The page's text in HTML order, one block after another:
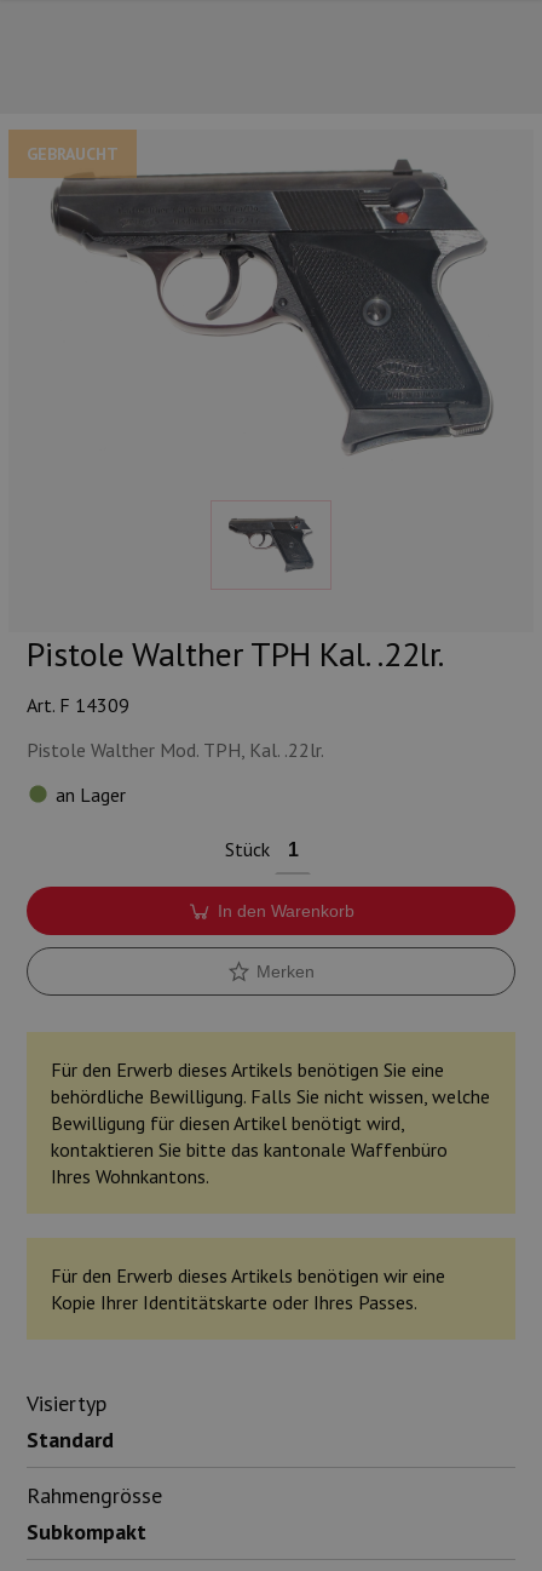
GEBRAUCHT
Pistole Walther TPH Kal. .22lr.
Art. F 14309
Pistole Walther Mod. TPH, Kal. .22lr.
an Lager
Stück
In den Warenkorb
Merken
Für den Erwerb dieses Artikels benötigen Sie eine
behördliche Bewilligung. Falls Sie nicht wissen, welche
Bewilligung für diesen Artikel benötigt wird,
kontaktieren Sie bitte das kantonale Waffenbüro
Ihres Wohnkantons.
Für den Erwerb dieses Artikels benötigen wir eine
Kopie Ihrer Identitätskarte oder Ihres Passes.
Visiertyp
Standard
Rahmengrösse
Subkompakt
UNSERE TOP-MARKEN
Lampen und Zubehör